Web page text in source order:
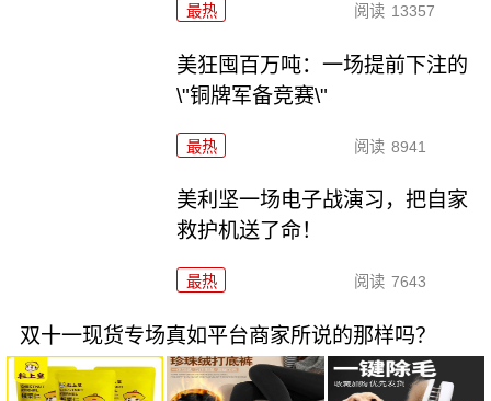
最热 阅读 13357
美狂囤百万吨：一场提前下注的
\"铜牌军备竞赛\"
最热 阅读 8941
美利坚一场电子战演习，把自家
救护机送了命！
最热 阅读 7643
双十一现货专场真如平台商家所说的那样吗？